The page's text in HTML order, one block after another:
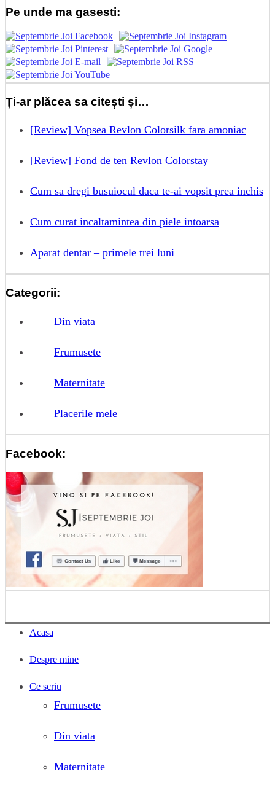
Pe unde ma gasesti:
Ți-ar plăcea sa citești și…
[Review] Vopsea Revlon Colorsilk fara amoniac
[Review] Fond de ten Revlon Colorstay
Cum sa dregi busuiocul daca te-ai vopsit prea inchis
Cum curat incaltamintea din piele intoarsa
Aparat dentar – primele trei luni
Categorii:
Din viata
Frumusete
Maternitate
Placerile mele
Facebook:
Acasa
Despre mine
Ce scriu
Frumusete
Din viata
Maternitate